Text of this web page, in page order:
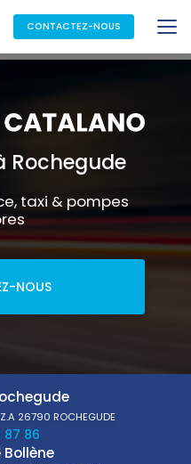
CONTACTEZ-NOUS
Rochegude
taxi & pompes
NOUS
26790 ROCHEGUDE
87 86
Bollène